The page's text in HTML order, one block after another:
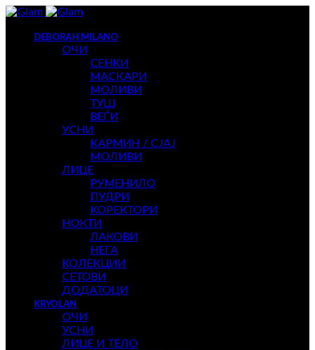
DEBORAH MILANO
ОЧИ
СЕНКИ
МАСКАРИ
МОЛИВИ
ТУШ
ВЕЃИ
УСНИ
КАРМИН / СЈАЈ
МОЛИВИ
ЛИЦЕ
РУМЕНИЛО
ПУДРИ
КОРЕКТОРИ
НОКТИ
ЛАКОВИ
НЕГА
КОЛЕКЦИИ
СЕТОВИ
ДОДАТОЦИ
KRYOLAN
ОЧИ
УСНИ
ЛИЦЕ И ТЕЛО